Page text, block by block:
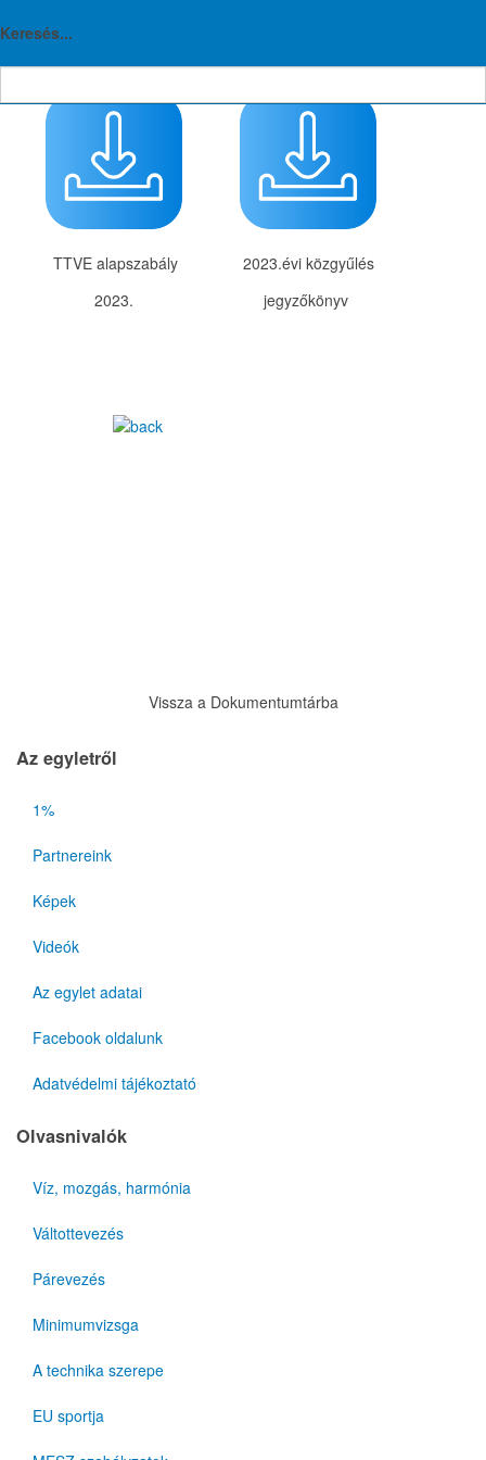
Keresés...
Dokumentumtár 2023.
TTVE alapszabály
2023.
2023.évi közgyűlés
jegyzőkönyv
Vissza a Dokumentumtárba
Az egyletről
1%
Partnereink
Képek
Videók
Az egylet adatai
Facebook oldalunk
Adatvédelmi tájékoztató
Olvasnivalók
Víz, mozgás, harmónia
Váltottevezés
Párevezés
Minimumvizsga
A technika szerepe
EU sportja